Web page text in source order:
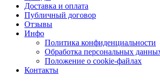
Доставка и оплата
Публичный договор
Отзывы
Инфо
Политика конфиденциальности
Обработка персональных
Положение о cookie-файлах
Контакты